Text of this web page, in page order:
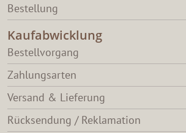
Bestellung
Kaufabwicklung
Bestellvorgang
Zahlungsarten
Versand & Lieferung
Rücksendung / Reklamation